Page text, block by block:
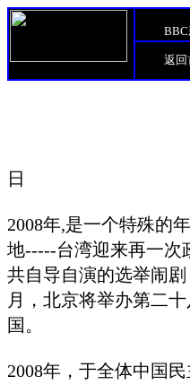
BBC
返回
日
2008年,是一个特殊的
地-----台湾迎来再一次
共自导自演的选举闹
月，北京将举办第二
国。
2008年，于全体中国